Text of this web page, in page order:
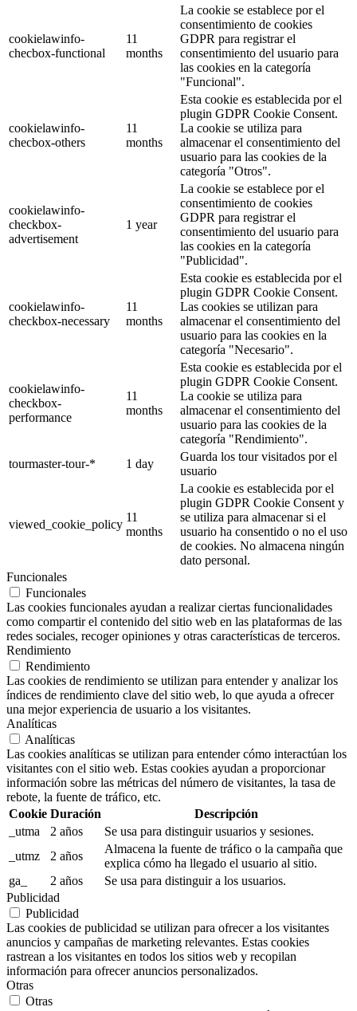
cookielawinfo-
checbox-functional
11
months
La cookie se establece por el
consentimiento de cookies
GDPR para registrar el
consentimiento del usuario para
las cookies en la categoría
"Funcional".
cookielawinfo-
checbox-others
11
months
Esta cookie es establecida por el
plugin GDPR Cookie Consent.
La cookie se utiliza para
almacenar el consentimiento del
usuario para las cookies de la
categoría "Otros".
cookielawinfo-
checkbox-
advertisement
1 year
La cookie se establece por el
consentimiento de cookies
GDPR para registrar el
consentimiento del usuario para
las cookies en la categoría
"Publicidad".
cookielawinfo-
checkbox-necessary
11
months
Esta cookie es establecida por el
plugin GDPR Cookie Consent.
Las cookies se utilizan para
almacenar el consentimiento del
usuario para las cookies en la
categoría "Necesario".
cookielawinfo-
checkbox-
performance
11
months
Esta cookie es establecida por el
plugin GDPR Cookie Consent.
La cookie se utiliza para
almacenar el consentimiento del
usuario para las cookies de la
categoría "Rendimiento".
tourmaster-tour-*
1 day
Guarda los tour visitados por el
usuario
viewed_cookie_policy
11
months
La cookie es establecida por el
plugin GDPR Cookie Consent y
se utiliza para almacenar si el
usuario ha consentido o no el uso
de cookies. No almacena ningún
dato personal.
Funcionales
Funcionales
Las cookies funcionales ayudan a realizar ciertas funcionalidades
como compartir el contenido del sitio web en las plataformas de las
redes sociales, recoger opiniones y otras características de terceros.
Rendimiento
Rendimiento
Las cookies de rendimiento se utilizan para entender y analizar los
índices de rendimiento clave del sitio web, lo que ayuda a ofrecer
una mejor experiencia de usuario a los visitantes.
Analíticas
Analíticas
Las cookies analíticas se utilizan para entender cómo interactúan los
visitantes con el sitio web. Estas cookies ayudan a proporcionar
información sobre las métricas del número de visitantes, la tasa de
rebote, la fuente de tráfico, etc.
Cookie Duración
Descripción
_utma
2 años
Se usa para distinguir usuarios y sesiones.
_utmz
2 años
Almacena la fuente de tráfico o la campaña que
explica cómo ha llegado el usuario al sitio.
ga_
2 años
Se usa para distinguir a los usuarios.
Publicidad
Publicidad
Las cookies de publicidad se utilizan para ofrecer a los visitantes
anuncios y campañas de marketing relevantes. Estas cookies
rastrean a los visitantes en todos los sitios web y recopilan
información para ofrecer anuncios personalizados.
Otras
Otras